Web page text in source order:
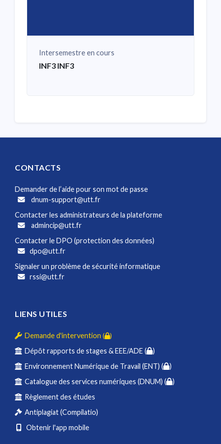
Intersemestre en cours
INF3 INF3
CONTACTS
Demander de l’aide pour son mot de passe
dnum-support@utt.fr
Contacter les administrateurs de la plateforme
admincip@utt.fr
Contacter le DPO (protection des données)
dpo@utt.fr
Signaler un problème de sécurité informatique
rssi@utt.fr
LIENS UTILES
Demande d'intervention ( )
Dépôt rapports de stages & EEE/ADE (
)
Environnement Numérique de Travail (ENT) (
)
Catalogue des services numériques (DNUM) (
)
Règlement des études
Antiplagiat (Compilatio)
Obtenir l'app mobile